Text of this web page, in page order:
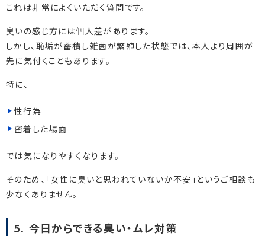
これは非常によくいただく質問です。
臭いの感じ方には個人差があります。
しかし、恥垢が蓄積し雑菌が繁殖した状態では、本人より周囲が
先に気付くこともあります。
特に、
性行為
密着した場面
では気になりやすくなります。
そのため、「女性に臭いと思われていないか不安」というご相談も
少なくありません。
5. 今日からできる臭い・ムレ対策